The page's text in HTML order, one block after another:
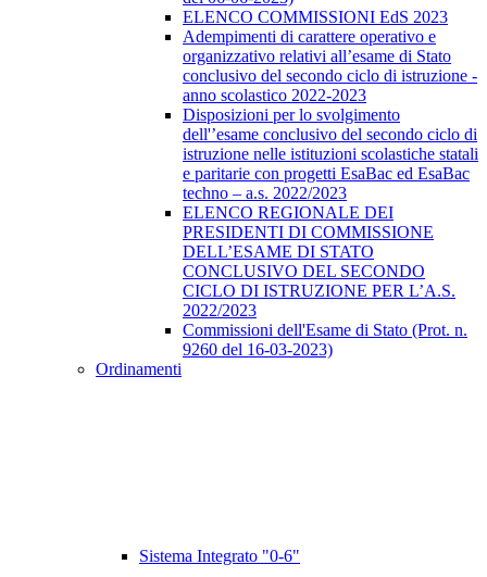
ELENCO COMMISSIONI EdS 2023
Adempimenti di carattere operativo e
organizzativo relativi all’esame di Stato
conclusivo del secondo ciclo di istruzione -
anno scolastico 2022-2023
Disposizioni per lo svolgimento
dell'’esame conclusivo del secondo ciclo di
istruzione nelle istituzioni scolastiche statali
e paritarie con progetti EsaBac ed EsaBac
techno – a.s. 2022/2023
ELENCO REGIONALE DEI
PRESIDENTI DI COMMISSIONE
DELL’ESAME DI STATO
CONCLUSIVO DEL SECONDO
CICLO DI ISTRUZIONE PER L’A.S.
2022/2023
Commissioni dell'Esame di Stato (Prot. n.
9260 del 16-03-2023)
Ordinamenti
Sistema Integrato "0-6"